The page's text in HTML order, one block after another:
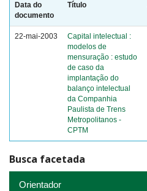
Data do
documento
Título
22-mai-2003
Capital intelectual :
modelos de
mensuração : estudo
de caso da
implantação do
balanço intelectual
da Companhia
Paulista de Trens
Metropolitanos -
CPTM
Busca facetada
Orientador